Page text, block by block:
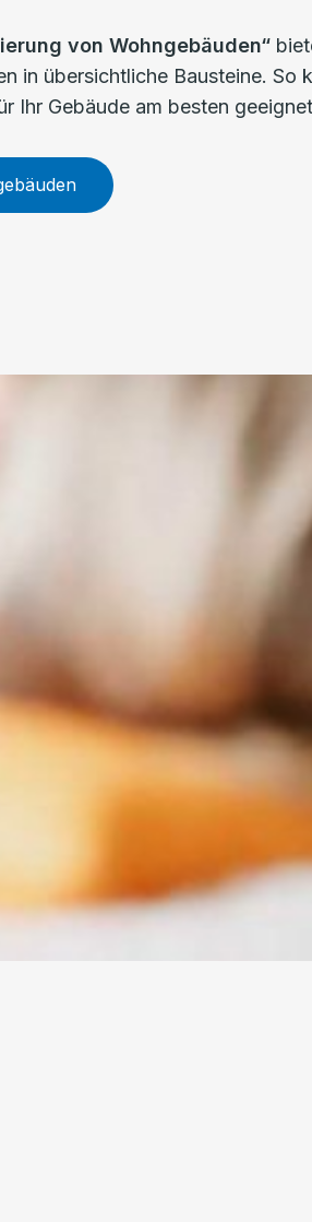
von Wohngebäuden“
in übersichtliche Bausteine.
Ihr Gebäude am besten